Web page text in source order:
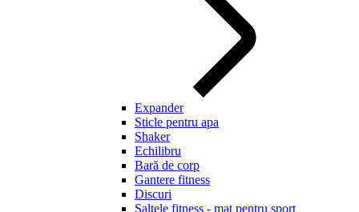
Expander
Sticle pentru apa
Shaker
Echilibru
Bară de corp
Gantere fitness
Discuri
Saltele fitness - mat pentru sport